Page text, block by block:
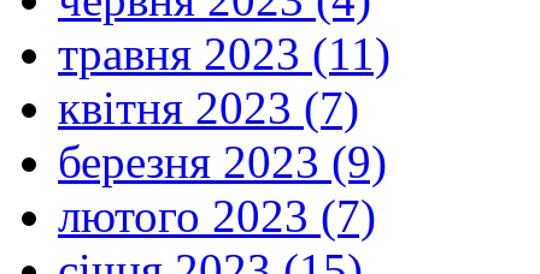
травня 2023 (11)
квітня 2023 (7)
березня 2023 (9)
лютого 2023 (7)